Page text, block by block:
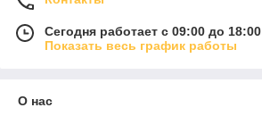
Сегодня работает с 09:00 до 18:00
Показать весь график работы
О нас